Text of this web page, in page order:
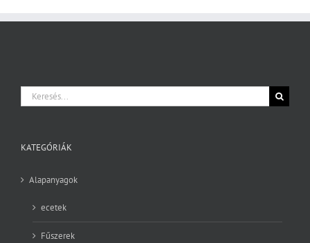
Keresés...
KATEGÓRIÁK
Alapanyagok
ecetek
Fűszerek